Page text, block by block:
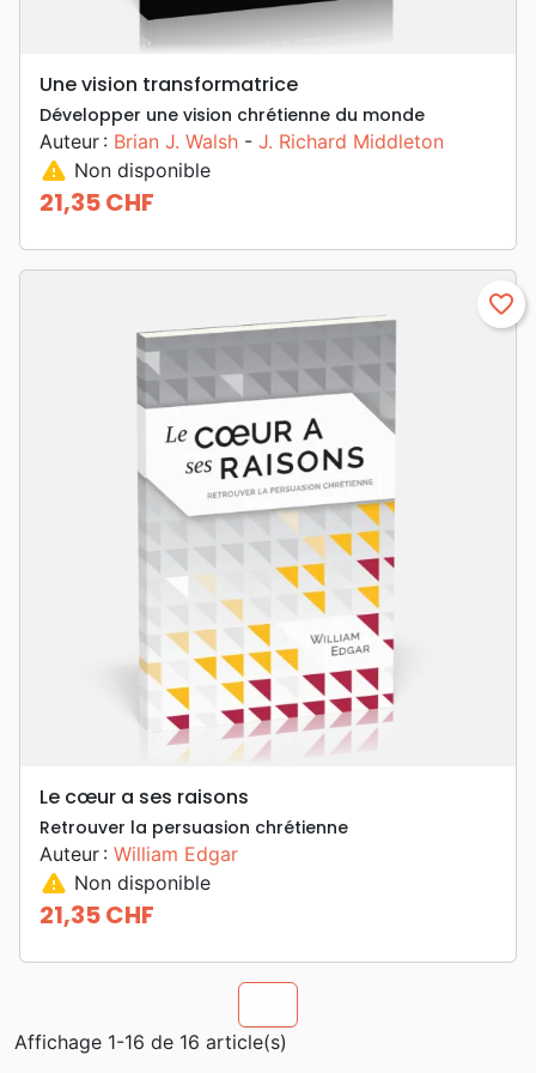
Une vision transformatrice
Développer une vision chrétienne du monde
Auteur : Brian J. Walsh - J. Richard Middleton
warning Non disponible
Prix
21,35 CHF
favorite_border
Le cœur a ses raisons
Retrouver la persuasion chrétienne
Auteur : William Edgar
warning Non disponible
Prix
21,35 CHF
Affichage 1-16 de 16 article(s)